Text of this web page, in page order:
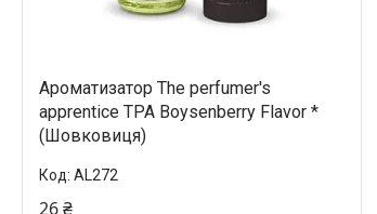
Ароматизатор The perfumer's
apprentice TPA Boysenberry Flavor *
(Шовковиця)
AL272
26 ₴